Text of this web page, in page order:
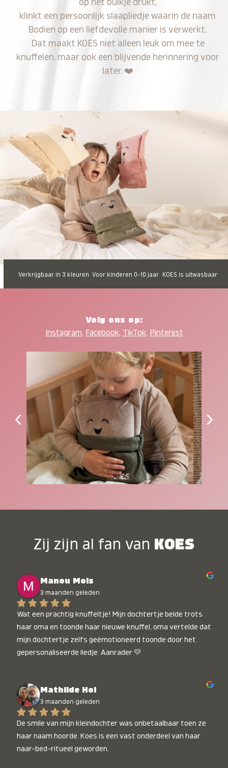
op het buikje drukt,
klinkt een persoonlijk slaapliedje waarin de naam
Bodien op een liefdevolle manier is verwerkt.
Dat maakt KOES niet alleen leuk om mee te
knuffelen, maar ook een blijvende herinnering voor
later. ❤️
Verkrijgbaar in 3 kleuren Voor kinderen 0-10 jaar KOES is uitwasbaar
Volg ons op:
Instagram, Facebook, TikTok, Pinterest
‹ ›
Zij zijn al fan van KOES
Manou Mols
3 maanden geleden
Wat een prachtig knuffeltje! Mijn dochtertje belde trots
haar oma en toonde haar nieuwe knuffel, oma vertelde dat
mijn dochtertje zelfs geëmotioneerd toonde door het
gepersonaliseerde liedje. Aanrader 💛
Mathilde Hol
3 maanden geleden
De smile van mijn kleindochter was onbetaalbaar toen ze
haar naam hoorde. Koes is een vast onderdeel van haar
naar-bed-ritueel geworden.